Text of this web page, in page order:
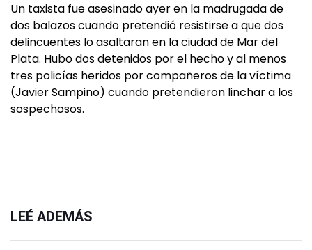
Un taxista fue asesinado ayer en la madrugada de
dos balazos cuando pretendió resistirse a que dos
delincuentes lo asaltaran en la ciudad de Mar del
Plata. Hubo dos detenidos por el hecho y al menos
tres policías heridos por compañeros de la víctima
(Javier Sampino) cuando pretendieron linchar a los
sospechosos.
LEÉ ADEMÁS